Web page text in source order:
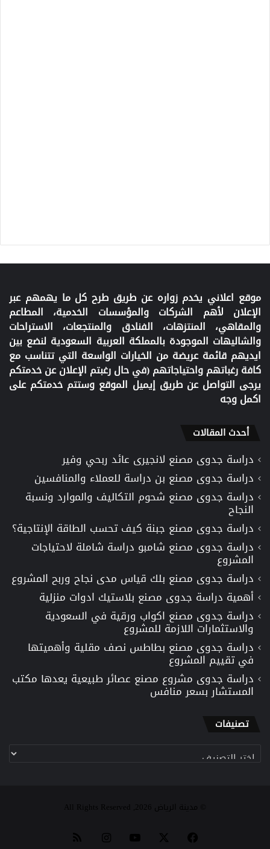
موقع اعلاني يخدم زواره عن طريق طرح كل ما يهمهم عبر
الإعلان لأهم الشركات والمؤسسات الخدمية، المطاعم
والمقاهي، المنتزهات، الفنادق والمنتجعات، الاستراحات
والشاليهات الموجودة بالمملكة العربية السعودية لنضع بين
ايديهم قائمة عريضة من الخيارات الواسعة التي تتناسب مع
كافة رغباتهم واحتياجاتهم (في حال رغبتم الإعلان عن خدمتكم
يرجى التواصل عن طريق إيميل الموقع وستتم خدمتكم على
اكمل وجه
أحدث المقالات
دراسة جدوى مصنع لانجيرى عائد ربحي وفير
دراسة جدوى مصنع بن دراسة للعملاء والمنافسين
دراسة جدوى مصنع شحوم التكاليف والموارد ونسبة
النجاح
دراسة جدوى مصنع جبنة كيف تحسب الطاقة الإنتاجية؟
دراسة جدوى مصنع شامبو دراسة شاملة لاحتياجات
المشروع
دراسة جدوى مصنع بلك قياس مدى نجاح وربح المشروع
أهمية دراسة جدوى مصنع بلاستيك ادوات منزلية
دراسة جدوى مصنع اكواب ورقية في السعودية
والاستثمارات اللازمة للمشروع
دراسة جدوى مصنع بطاطس نصف مقلية وأهميتها
في تقييم المشروع
دراسة جدوى مشروع مصنع عصائر طبيعية يعدها مكتب
المستشار بسعر منافس
تصنيفات
تصنيفات
© مدينة الرياض 2026, All Rights Reserved
فيسبوك ‫YouTube انستقرام